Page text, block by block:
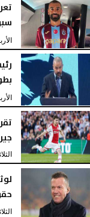
الأربعاء،
الأربعاء،
الثلاثاء،
الثلاثاء،